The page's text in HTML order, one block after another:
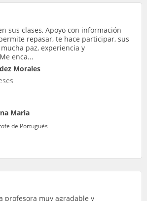
sus clases, Apoyo con información
repasar, te hace participar, sus
paz, experiencia y
enca...
Morales
Maria
de Portugués
profesora muy agradable y